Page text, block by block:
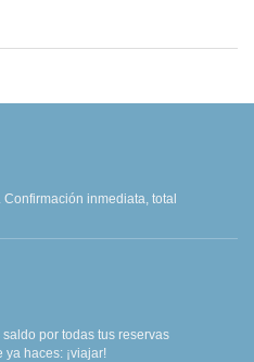
inmediata, total
por todas tus reservas
haces: ¡viajar!